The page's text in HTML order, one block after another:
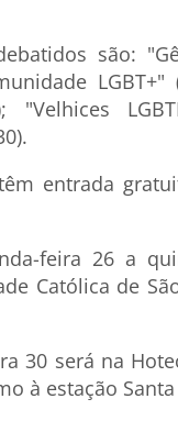
são:
"Velhices
entrada
feira 26 a
Católica de
30 será na
à estação